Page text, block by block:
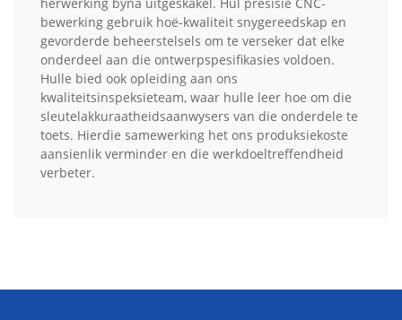
bewerking gebruik hoë-kwaliteit snygereedskap en
gevorderde beheerstelsels om te verseker dat elke
onderdeel aan die ontwerpspesifikasies voldoen.
Hulle bied ook opleiding aan ons
kwaliteitsinspeksieteam, waar hulle leer hoe om die
sleutelakkuraatheidsaanwysers van die onderdele te
toets. Hierdie samewerking het ons produksiekoste
aansienlik verminder en die werkdoeltreffendheid
verbeter.